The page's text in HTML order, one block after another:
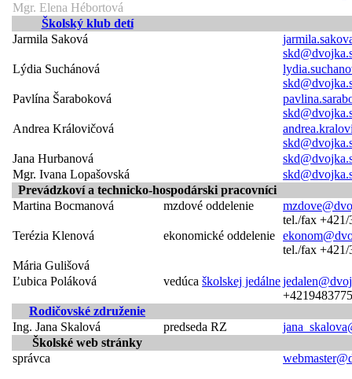
Mgr. Elena Hébortová
Školský klub detí
Jarmila Saková
Lýdia Suchánová
Pavlína Šaraboková
Andrea Královičová
Jana Hurbanová
Mgr. Ivana Lopašovská
Prevádzkoví a technicko-hospodárski pracovníci
Martina Bocmanová
mzdové oddelenie
tel./fax +421/
Terézia Klenová
ekonomické oddelenie
tel./fax +421/
Mária Gulišová
Ľubica Poláková
vedúca školskej jedálne
Rodičovské združenie
Ing. Jana Skalová
predseda RZ
Školské web stránky
správca